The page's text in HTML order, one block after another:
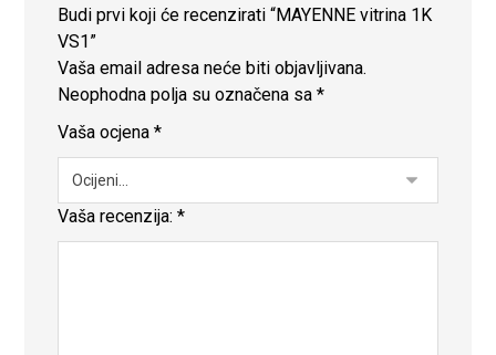
Budi prvi koji će recenzirati “MAYENNE vitrina 1K
VS1”
Vaša email adresa neće biti objavljivana.
Neophodna polja su označena sa*
Vaša ocjena*
Vaša recenzija:*